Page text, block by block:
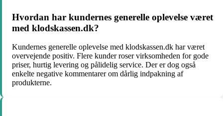
Hvordan har kundernes generelle oplevelse været
med klodskassen.dk?
Kundernes generelle oplevelse med klodskassen.dk har været
overvejende positiv. Flere kunder roser virksomheden for gode
priser, hurtig levering og pålidelig service. Der er dog også
enkelte negative kommentarer om dårlig indpakning af
produkterne.